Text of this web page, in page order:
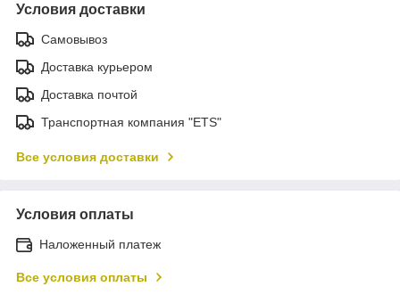
Условия доставки
Самовывоз
Доставка курьером
Доставка почтой
Транспортная компания "ETS"
Все условия доставки
Условия оплаты
Наложенный платеж
Все условия оплаты